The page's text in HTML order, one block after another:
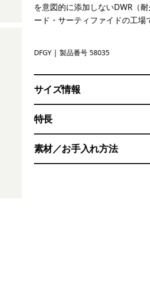
を意図的に添加しないDWR（
ード・サーティファイドの工場
Deep Freeze: Forge Grey
DFGY | 製品番号 58035
サイズ情報
特長
素材／お手入れ方法